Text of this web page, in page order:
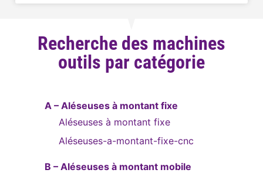
Recherche des machines
outils par catégorie
A – Aléseuses à montant fixe
Aléseuses à montant fixe
Aléseuses-a-montant-fixe-cnc
B – Aléseuses à montant mobile